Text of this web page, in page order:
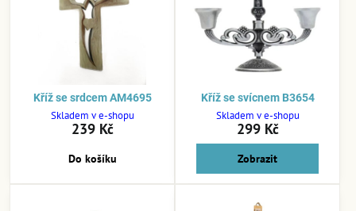
Kříž se srdcem AM4695
Skladem v e-shopu
239 Kč
Do košíku
Kříž se svícnem B3654
Skladem v e-shopu
299 Kč
Zobrazit